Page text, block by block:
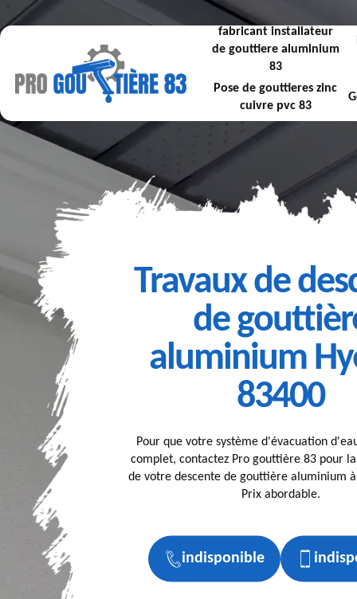
fabricant installateur
de gouttiere aluminium
83
Pose de gouttieres zinc
cuivre pvc 83
Travaux de
de
aluminium
83400
Pour que votre système d'évacuation
complet, contactez Pro gouttière 83 pour
de votre descente de gouttière aluminium à
Prix abordable.
indisponible